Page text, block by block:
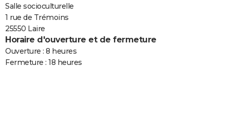
FORUM
Bricolage
Lifestyle
Culture
Sport
Auto
Television
Voyage
Cinema
Salle socioculturelle
1 rue de Trémoins
25550 Laire
Horaire d'ouverture et de fermeture
Ouverture : 8 heures
Fermeture : 18 heures